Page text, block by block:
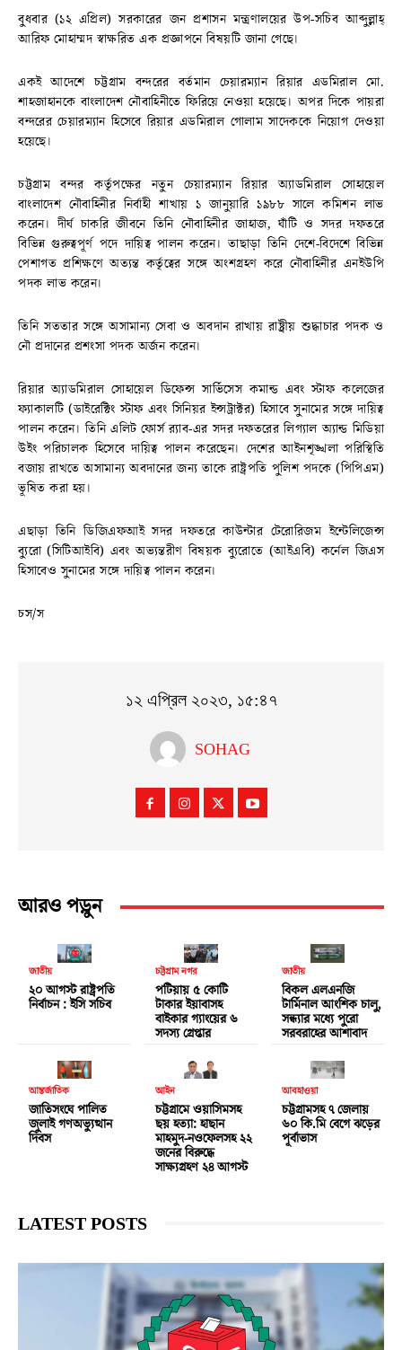
বুধবার (১২ এপ্রিল) সরকারের জন প্রশাসন মন্ত্রণালয়ের উপ-সচিব আব্দুল্লাহ্
আরিফ মোহাম্মদ স্বাক্ষরিত এক প্রজ্ঞাপনে বিষয়টি জানা গেছে।
একই আদেশে চট্টগ্রাম বন্দরের বর্তমান চেয়ারম্যান রিয়ার এডমিরাল মো.
শাহজাহানকে বাংলাদেশ নৌবাহিনীতে ফিরিয়ে নেওয়া হয়েছে। অপর দিকে পায়রা
বন্দরের চেয়ারম্যান হিসেবে রিয়ার এডমিরাল গোলাম সাদেককে নিয়োগ দেওয়া
হয়েছে।
চট্টগ্রাম বন্দর কর্তৃপক্ষের নতুন চেয়ারম্যান রিয়ার অ্যাডমিরাল সোহায়েল
বাংলাদেশ নৌবাহিনীর নির্বাহী শাখায় ১ জানুয়ারি ১৯৮৮ সালে কমিশন লাভ
করেন। দীর্ঘ চাকরি জীবনে তিনি নৌবাহিনীর জাহাজ, ঘাঁটি ও সদর দফতরে
বিভিন্ন গুরুত্বপূর্ণ পদে দায়িত্ব পালন করেন। তাছাড়া তিনি দেশে-বিদেশে বিভিন্ন
পেশাগত প্রশিক্ষণে অত্যন্ত কর্তৃত্বের সঙ্গে অংশগ্রহণ করে নৌবাহিনীর এনইউপি
পদক লাভ করেন।
তিনি সততার সঙ্গে অসামান্য সেবা ও অবদান রাখায় রাষ্ট্রীয় শুদ্ধাচার পদক ও
নৌ প্রদানের প্রশংসা পদক অর্জন করেন।
রিয়ার অ্যাডমিরাল সোহায়েল ডিফেন্স সার্ভিসেস কমান্ড এবং স্টাফ কলেজের
ফ্যাকালটি (ডাইরেক্টিং স্টাফ এবং সিনিয়র ইন্সট্রাক্টর) হিসাবে সুনামের সঙ্গে দায়িত্ব
পালন করেন। তিনি এলিট ফোর্স র‍্যাব-এর সদর দফতরের লিগ্যাল অ্যান্ড মিডিয়া
উইং পরিচালক হিসেবে দায়িত্ব পালন করেছেন। দেশের আইনশৃঙ্খলা পরিস্থিতি
বজায় রাখতে অসামান্য অবদানের জন্য তাকে রাষ্ট্রপতি পুলিশ পদকে (পিপিএম)
ভূষিত করা হয়।
এছাড়া তিনি ডিজিএফআই সদর দফতরে কাউন্টার টেরোরিজম ইন্টেলিজেন্স
ব্যুরো (সিটিআইবি) এবং অভ্যন্তরীণ বিষয়ক ব্যুরোতে (আইএবি) কর্নেল জিএস
হিসাবেও সুনামের সঙ্গে দায়িত্ব পালন করেন।
চস/স
১২ এপ্রিল ২০২৩, ১৫:৪৭
SOHAG
আরও পড়ুন
জাতীয়
২০ আগস্ট রাষ্ট্রপতি
নির্বাচন : ইসি সচিব
চট্টগ্রাম নগর
পটিয়ায় ৫ কোটি
টাকার ইয়াবাসহ
বাইকার গ্যাংয়ের ৬
সদস্য গ্রেপ্তার
জাতীয়
বিকল এলএনজি
টার্মিনাল আংশিক চালু,
সন্ধ্যার মধ্যে পুরো
সরবরাহের আশাবাদ
আন্তর্জাতিক
জাতিসংঘে পালিত
জুলাই গণঅভ্যুত্থান
দিবস
আইন
চট্টগ্রামে ওয়াসিমসহ
ছয় হত্যা: হাছান
মাহমুদ-নওফেলসহ ২২
জনের বিরুদ্ধে
সাক্ষ্যগ্রহণ ২৪ আগস্ট
আবহাওয়া
চট্টগ্রামসহ ৭ জেলায়
৬০ কি.মি বেগে ঝড়ের
পূর্বাভাস
LATEST POSTS